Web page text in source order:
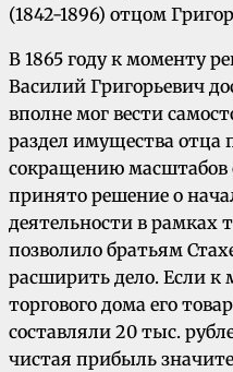
(1842-1896) отцом
В 1865 году к моменту
Василий Григорьевич
вполне мог вести
раздел имущества отца
сокращению масштабов
принято решение о
деятельности в рамках
позволило братьям
расширить дело. Если к
торгового дома его
составляли 20 тыс.
чистая прибыль